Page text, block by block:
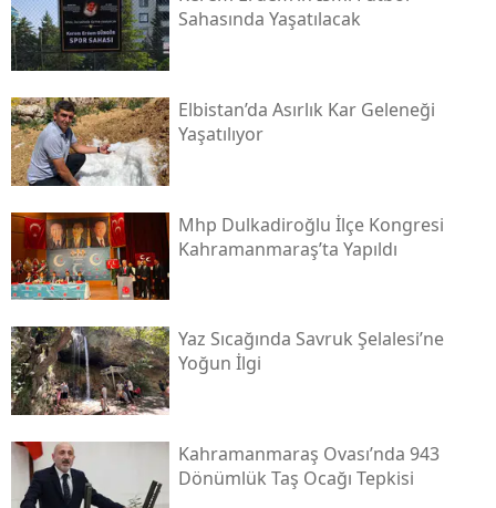
Sahasında Yaşatılacak
Elbistan’da Asırlık Kar Geleneği
Yaşatılıyor
Mhp Dulkadiroğlu İlçe Kongresi
Kahramanmaraş’ta Yapıldı
Yaz Sıcağında Savruk Şelalesi’ne
Yoğun İlgi
Kahramanmaraş Ovası’nda 943
Dönümlük Taş Ocağı Tepkisi